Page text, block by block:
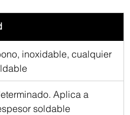
inoxidable, cualquier
Aplica a
soldable